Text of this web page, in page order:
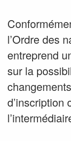
l’Ordre des
entreprend
sur la
d’inscription